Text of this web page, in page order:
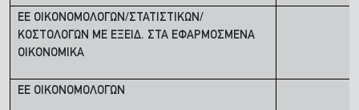
ΕΕ ΟΙΚΟΝΟΜΟΛΟΓΩΝ/ΣΤΑΤΙΣΤΙΚΩΝ/
ΚΟΣΤΟΛΟΓΩΝ ΜΕ ΕΞΕΙΔ. ΣΤΑ ΕΦΑΡΜΟΣΜΕΝΑ
ΟΙΚΟΝΟΜΙΚΑ
ΕΕ ΟΙΚΟΝΟΜΟΛΟΓΩΝ